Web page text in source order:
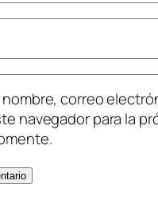
nombre, correo
navegador para la